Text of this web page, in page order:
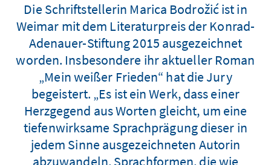
Die Schriftstellerin Marica Bodrožić ist in
Weimar mit dem Literaturpreis der Konrad-
Adenauer-Stiftung 2015 ausgezeichnet
worden. Insbesondere ihr aktueller Roman
„Mein weißer Frieden“ hat die Jury
begeistert. „Es ist ein Werk, dass einer
Herzgegend aus Worten gleicht, um eine
tiefenwirksame Sprachprägung dieser in
jedem Sinne ausgezeichneten Autorin
abzuwandeln, Sprachformen, die wie